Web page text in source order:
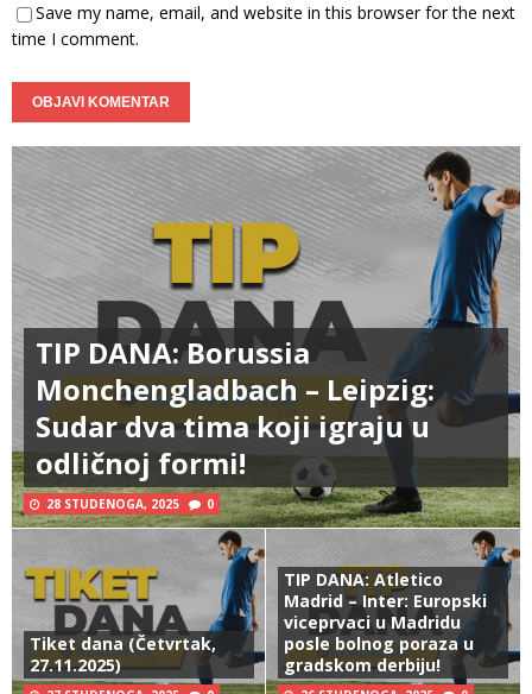
Save my name, email, and website in this browser for the next
time I comment.
TIP DANA: Borussia
Monchengladbach – Leipzig:
Sudar dva tima koji igraju u
odličnoj formi!
28 STUDENOGA, 2025 0
Tiket dana (Četvrtak,
27.11.2025)
TIP DANA: Atletico
Madrid – Inter: Europski
viceprvaci u Madridu
posle bolnog poraza u
gradskom derbiju!